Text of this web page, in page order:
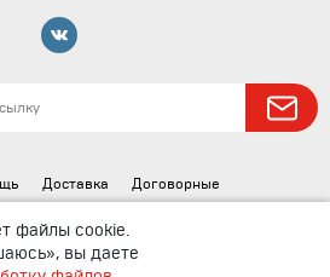
Доставка
Договорные
документы
файлы cookie.
вы даете